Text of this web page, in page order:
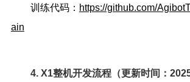
训练代码： https://github.com/
ain
4. X1整机开发流程（更新时间：